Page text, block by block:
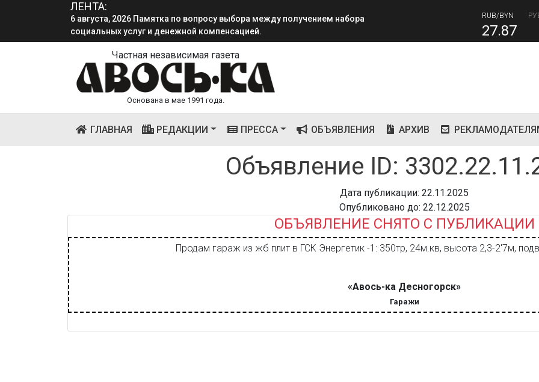
ЛЕНТА:
6 августа, 2026 Памятка по вопросу выбора между получением набора
социальных услуг и денежной компенсацией.
RUB/BYN
27.87
Частная независимая газета
Основана в мае 1991 года.
ГЛАВНАЯ(CURRENT)РЕДАКЦИИ ПРЕССА ОБЪЯВЛЕНИЯ АРХИВ
Объявление ID:
Дата публикации: 22.11.2025
Опубликовано до: 22.12.2025
ОБЪЯВЛЕНИЕ СНЯТО С ПУБЛИКАЦИИ
Продам гараж из жб плит в ГСК Энергетик -1: 350тр, 24м.кв, высота 2,3-2'7м,
«Авось-ка Десногорск»
Гаражи